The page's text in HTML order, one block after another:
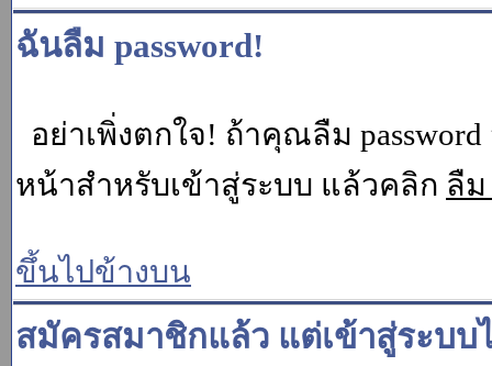
ฉันลืม password!
อย่าเพิ่งตกใจ! ถ้าคุณลืม
หน้าสำหรับเข้าสู่ระบบ แล้วคลิก ลืม
ขึ้นไปข้างบน
สมัครสมาชิกแล้ว แต่เข้าสู่ระบบ